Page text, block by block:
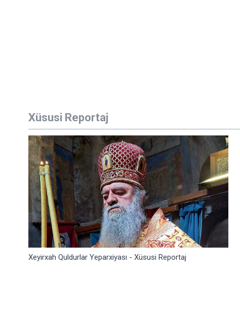
Xüsusi Reportaj
Xeyirxah Quldurlar Yeparxiyası - Xüsusi Reportaj